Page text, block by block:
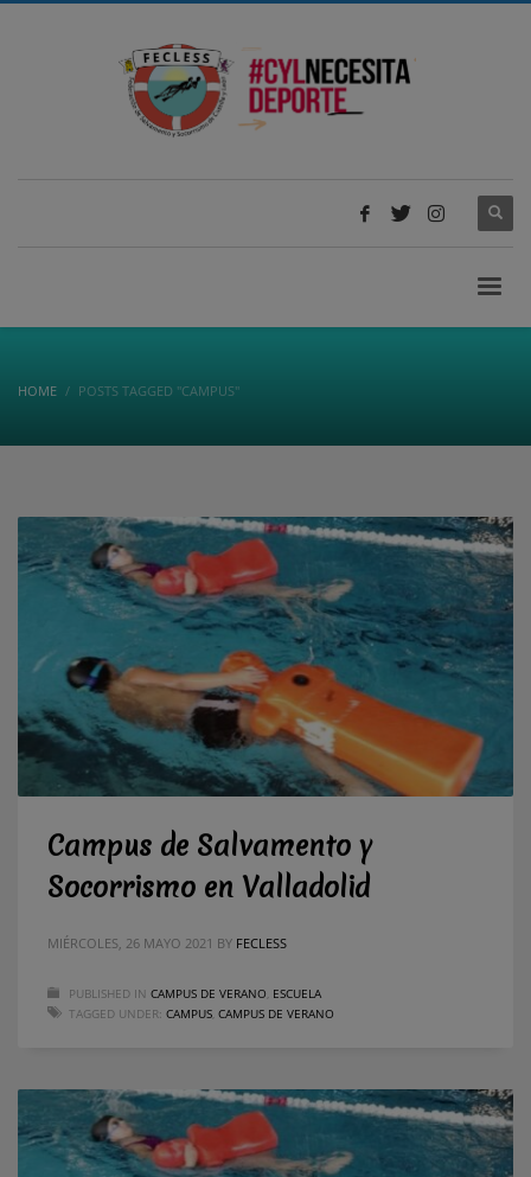
HOME POSTS TAGGED "CAMPUS"
Campus de Salvamento y
Socorrismo en Valladolid
MIÉRCOLES, 26 MAYO 2021 BY FECLESS
PUBLISHED IN CAMPUS DE VERANO ESCUELA
TAGGED UNDER: CAMPUS CAMPUS DE VERANO